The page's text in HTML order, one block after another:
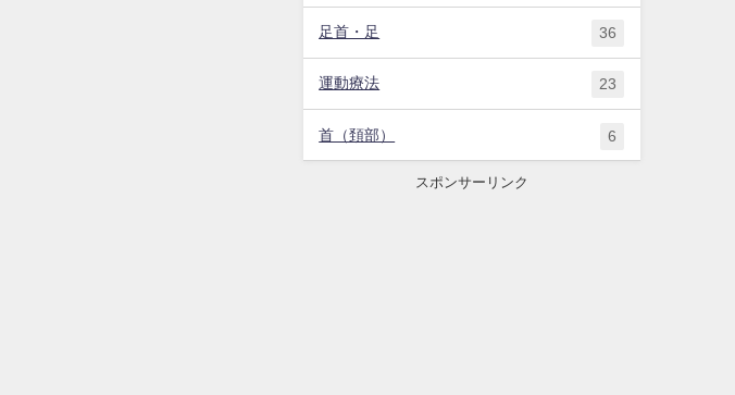
足首・足 36
運動療法 23
首（頚部） 6
スポンサーリンク